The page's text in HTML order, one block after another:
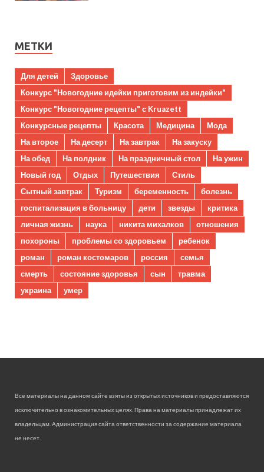
МЕТКИ
Для детей
Здоровье
Конкурс "Новогодние идейки приготовим из индейки"
Конкурс "Новогодние рецепты" с Kruazett
Конкурсные рецепты
Красота Медицина
Мода
На второе
На десерт На завтрак
На закуску
На обед
На полдник На праздничный стол
На ужин
Новый год
Отдых Путешествия
Стиль
Сытный завтрак
Туризм беременность
болезнь
госпитализация в больницу
дети звезды
критика
личная жизнь
наука никита михалков
отношения
похороны
проблемы со здоровьем
ребенок
роман
роман костомаров россия
семья
смерть
состояние здоровья сын
травма
украина
умер
Все материалы на данном сайте взяты из открытых источников и предоставляются
исключительно в ознакомительных целях. Права на материалы принадлежат их
владельцам. Администрация сайта ответственности за содержание материала
не несет.